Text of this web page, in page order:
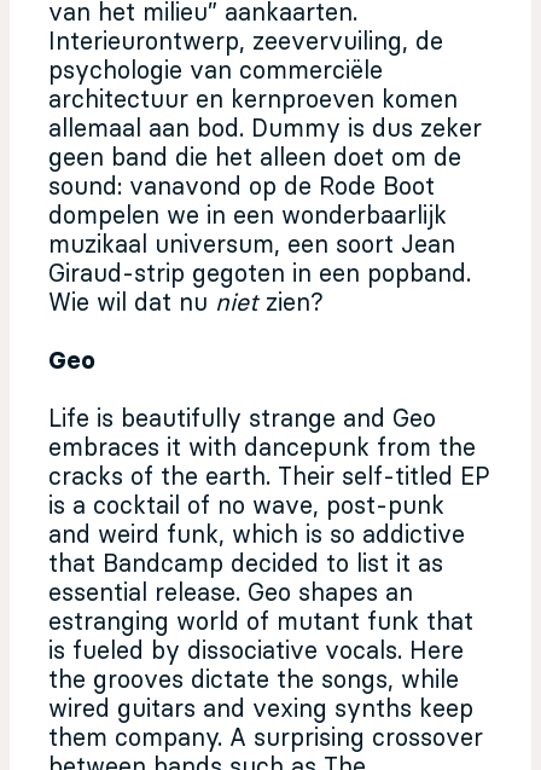
van het milieu” aankaarten.
Interieurontwerp, zeevervuiling, de
psychologie van commerciële
architectuur en kernproeven komen
allemaal aan bod. Dummy is dus zeker
geen band die het alleen doet om de
sound: vanavond op de Rode Boot
dompelen we in een wonderbaarlijk
muzikaal universum, een soort Jean
Giraud-strip gegoten in een popband.
Wie wil dat nu nietzien?
Geo
Life is beautifully strange and Geo
embraces it with dancepunk from the
cracks of the earth. Their self-titled EP
is a cocktail of no wave, post-punk
and weird funk, which is so addictive
that Bandcamp decided to list it as
essential release. Geo shapes an
estranging world of mutant funk that
is fueled by dissociative vocals. Here
the grooves dictate the songs, while
wired guitars and vexing synths keep
them company. A surprising crossover